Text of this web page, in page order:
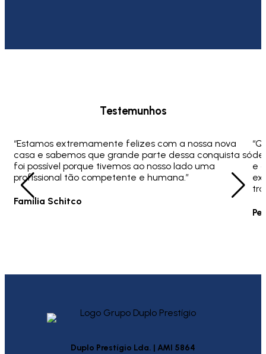
Testemunhos
“Estamos extremamente felizes com a nossa nova
casa e sabemos que grande parte dessa conquista só
foi possível porque tivemos ao nosso lado uma
profissional tão competente e humana.”
Família Schitco
e
Duplo Prestígio Lda. | AMI 5864